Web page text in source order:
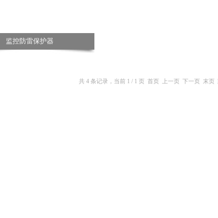
监控防雷保护器
共 4 条记录，当前 1 / 1 页 首页 上一页 下一页 末页